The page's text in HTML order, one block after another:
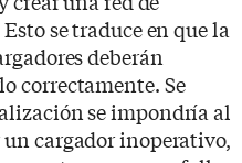
se traduce en que la
deberán
correctamente. Se
se impondría al
un cargador inoperativo,